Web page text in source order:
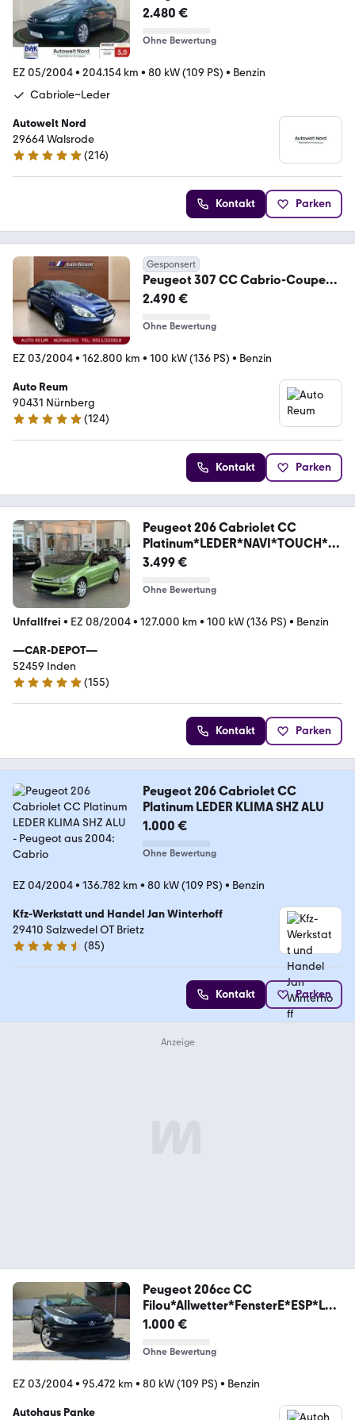
Platinum Leder Klimaautomatik~A
2.480 €
Ohne Bewertung
EZ 05/2004• 204.154 km • 80 kW (109 PS) • Benzin
Cabriole~Leder
Autowelt Nord
29664 Walsrode
5 Sterne
(216)
Kontakt Parken
Gesponsert
Peugeot 307 CC Cabrio-Coupe
Klimaautomatik Vollleder PDC
2.490 €
Ohne Bewertung
EZ 03/2004• 162.800 km • 100 kW (136 PS) • Benzin
Auto Reum
90431 Nürnberg
4.8 Sterne
(124)
Kontakt Parken
Peugeot 206 Cabriolet CC
Platinum*LEDER*NAVI*TOUCH*BL
UET
3.499 €
Ohne Bewertung
Unfallfrei • EZ 08/2004• 127.000 km • 100 kW (136 PS) • Benzin
—CAR-DEPOT—
52459 Inden
4.9 Sterne
(155)
Kontakt Parken
Peugeot 206 Cabriolet CC
Platinum LEDER KLIMA SHZ ALU
1.000 €
Ohne Bewertung
EZ 04/2004• 136.782 km • 80 kW (109 PS) • Benzin
Kfz-Werkstatt und Handel Jan Winterhoff
29410 Salzwedel OT Brietz
4.3 Sterne
(85)
Kontakt Parken
Peugeot 206cc CC
Filou*Allwetter*FensterE*ESP*LM
*
1.000 €
Ohne Bewertung
EZ 03/2004• 95.472 km • 80 kW (109 PS) • Benzin
Autohaus Panke